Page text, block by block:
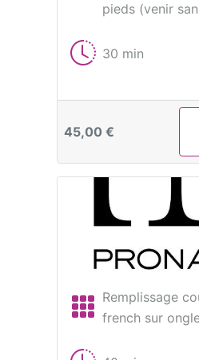
pieds (venir
30 min
45,00 €
Remplissage
french sur